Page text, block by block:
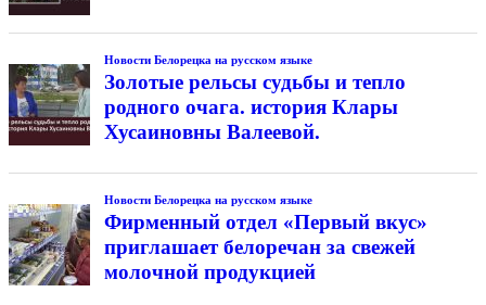
Новости Белорецка на русском языке
Золотые рельсы судьбы и тепло
родного очага. история Клары
Хусаиновны Валеевой.
Новости Белорецка на русском языке
Фирменный отдел «Первый вкус»
приглашает белоречан за свежей
молочной продукцией